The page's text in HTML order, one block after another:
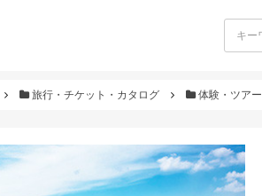
旅行・チケット・カタログ 体験・ツアー